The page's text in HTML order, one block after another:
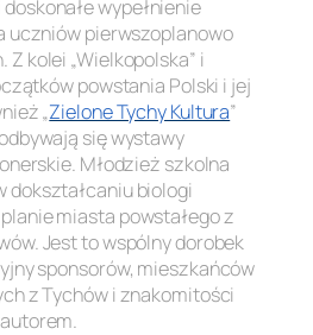
wypełnienie
uczniów pierwszoplanowo
kolei „Wielkopolska” i
powstania Polski i jej
„Zielone Tychy Kultura”
się wystawy
Młodzież szkolna
dokształcaniu biologi
miasta powstałego z
Jest to wspólny dorobek
sponsorów, mieszkańców
z Tychów i znakomitości